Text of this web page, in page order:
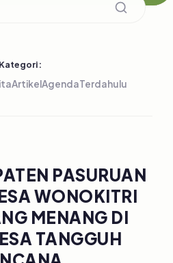
Kategori:
ArtikelAgendaTerdahulu
PASURUAN
WONOKITRI
MENANG DI
TANGGUH